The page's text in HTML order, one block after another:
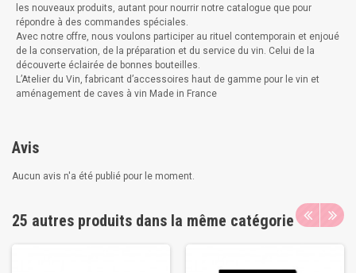
les nouveaux produits, autant pour nourrir notre catalogue que pour
répondre à des commandes spéciales.
Avec notre offre, nous voulons participer au rituel contemporain et enjoué
de la conservation, de la préparation et du service du vin. Celui de la
découverte éclairée de bonnes bouteilles.
L’Atelier du Vin, fabricant d’accessoires haut de gamme pour le vin et
aménagement de caves à vin Made in France
Avis
Aucun avis n'a été publié pour le moment.
25 autres produits dans la même catégorie